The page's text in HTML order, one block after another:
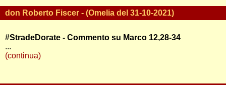
don Roberto Fiscer - (Omelia del 31-10-2021)
#StradeDorate - Commento su Marco 12,28-34
...
(continua)